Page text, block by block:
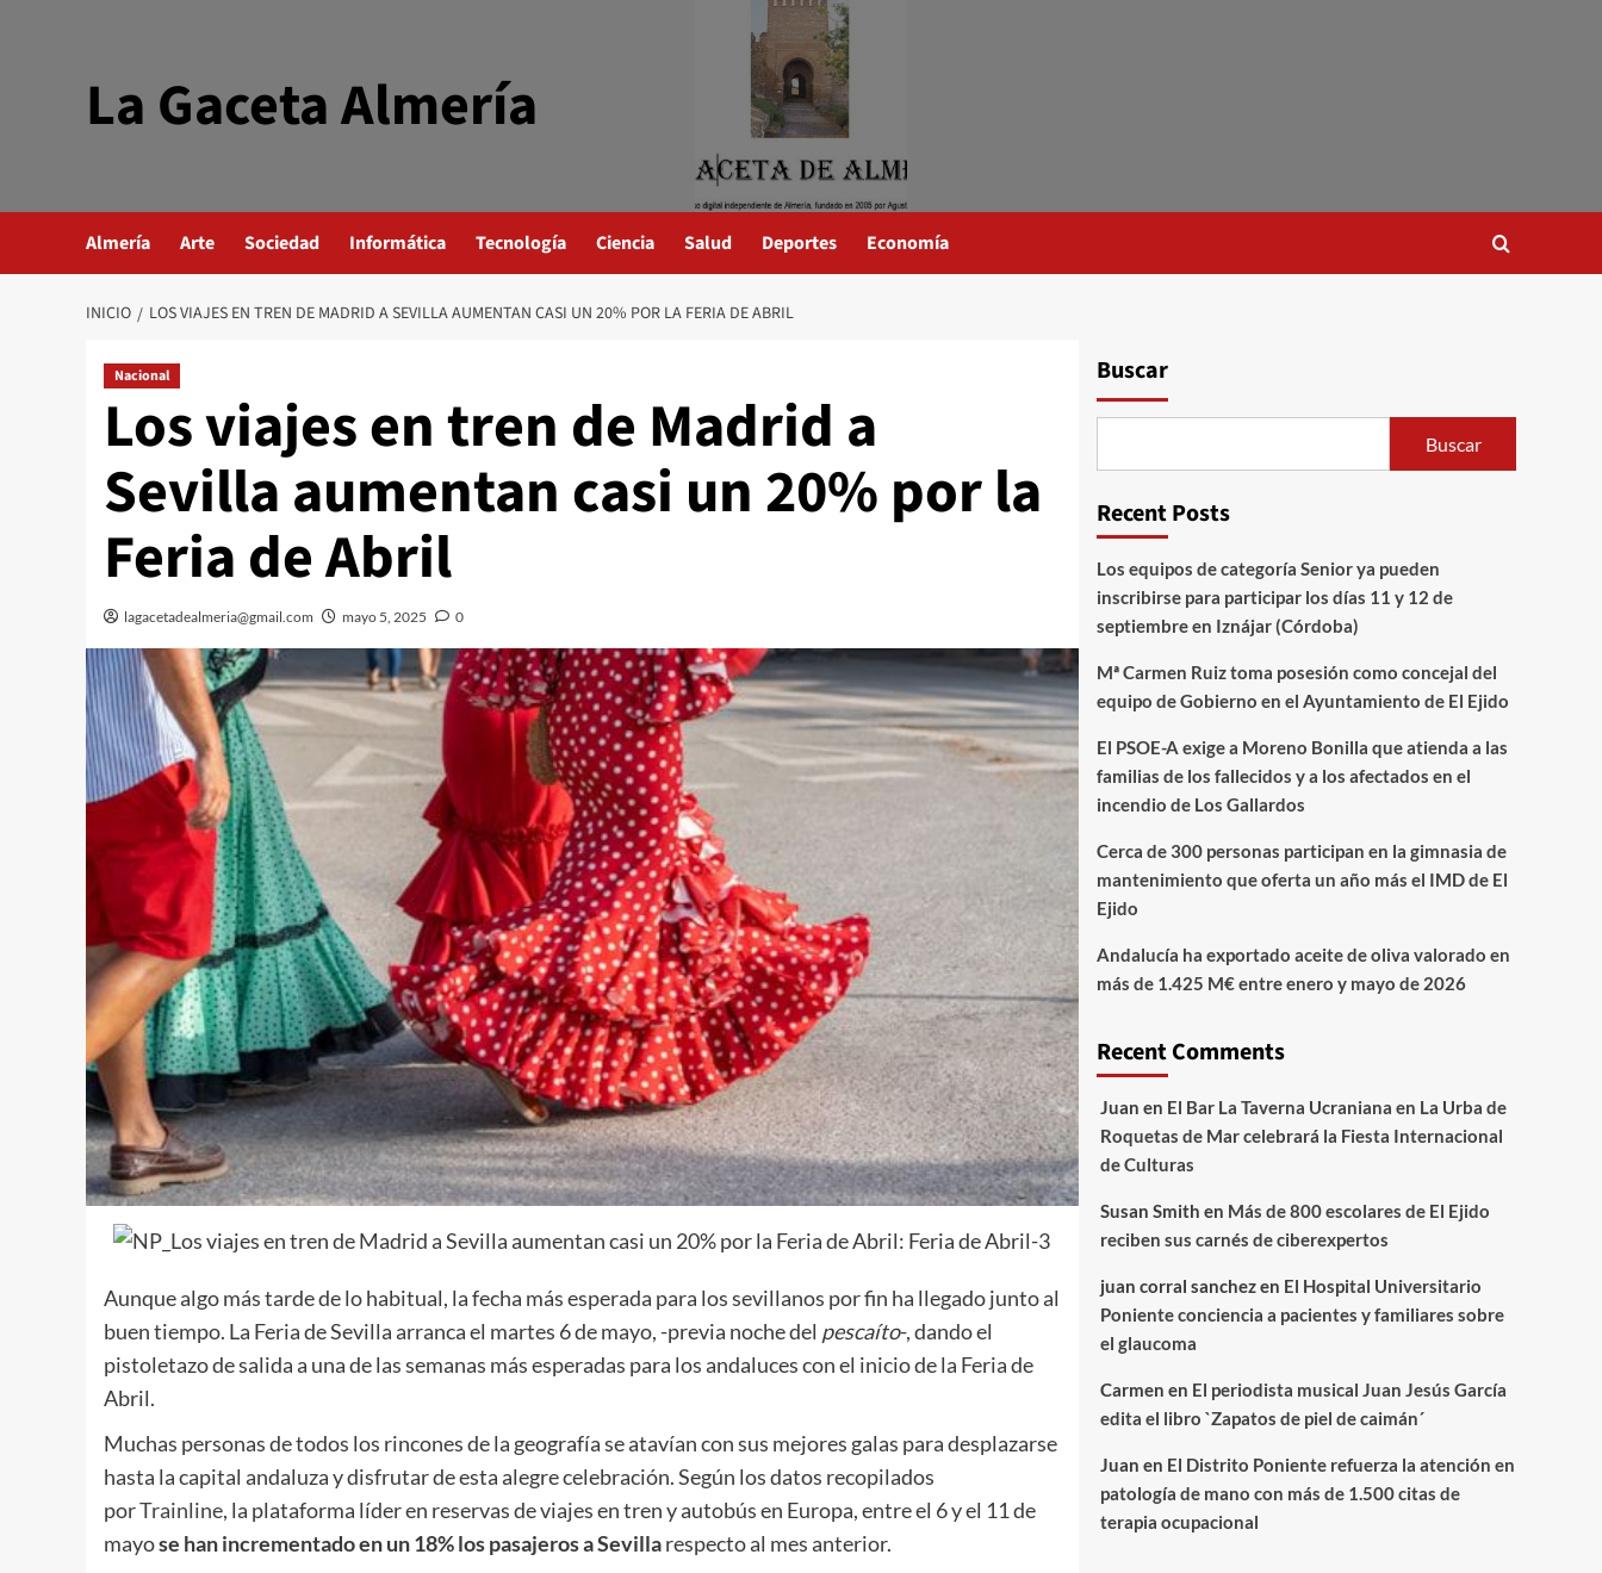
La Gaceta Almería
Almería Arte Sociedad Informática Tecnología Ciencia Salud Deportes Economía
INICIO LOS VIAJES EN TREN DE MADRID A SEVILLA AUMENTAN CASI UN 20% POR LA FERIA DE ABRIL
Nacional
Los viajes en tren de Madrid a
Sevilla aumentan casi un 20% por la
Feria de Abril
lagacetadealmeria@gmail.com mayo 5, 2025 0
Aunque algo más tarde de lo habitual, la fecha más esperada para los sevillanos por fin ha llegado junto al
buen tiempo. La Feria de Sevilla arranca el martes 6 de mayo, -previa noche del pescaíto-, dando el
pistoletazo de salida a una de las semanas más esperadas para los andaluces con el inicio de la Feria de
Abril.
Muchas personas de todos los rincones de la geografía se atavían con sus mejores galas para desplazarse
hasta la capital andaluza y disfrutar de esta alegre celebración. Según los datos recopilados
porTrainline, la plataforma líder en reservas de viajes en tren y autobús en Europa, entre el 6 y el 11 de
mayose han incrementado en un 18% los pasajeros a Sevillarespecto al mes anterior.
Buscar
Buscar
Recent Posts
Los equipos de categoría Senior ya pueden
inscribirse para participar los días 11 y 12 de
septiembre en Iznájar (Córdoba)
Mª Carmen Ruiz toma posesión como concejal del
equipo de Gobierno en el Ayuntamiento de El Ejido
El PSOE-A exige a Moreno Bonilla que atienda a las
familias de los fallecidos y a los afectados en el
incendio de Los Gallardos
Cerca de 300 personas participan en la gimnasia de
mantenimiento que oferta un año más el IMD de El
Ejido
Andalucía ha exportado aceite de oliva valorado en
más de 1.425 M€ entre enero y mayo de 2026
Recent Comments
Juan en El Bar La Taverna Ucraniana en La Urba de
Roquetas de Mar celebrará la Fiesta Internacional
de Culturas
Susan Smith en Más de 800 escolares de El Ejido
reciben sus carnés de ciberexpertos
juan corral sanchezen El Hospital Universitario
Poniente conciencia a pacientes y familiares sobre
el glaucoma
Carmen en El periodista musical Juan Jesús García
edita el libro `Zapatos de piel de caimán´
Juan en El Distrito Poniente refuerza la atención en
patología de mano con más de 1.500 citas de
terapia ocupacional